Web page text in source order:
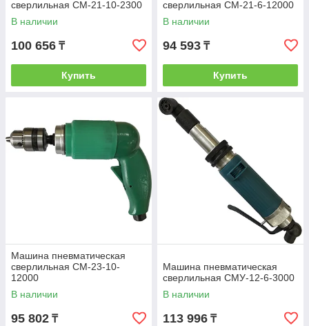
сверлильная СМ-21-10-2300
В наличии
100 656 ₸
Купить
сверлильная СМ-21-6-12000
В наличии
94 593 ₸
Купить
Машина пневматическая
сверлильная СМ-23-10-
12000
В наличии
95 802 ₸
Машина пневматическая
сверлильная СМУ-12-6-3000
В наличии
113 996 ₸